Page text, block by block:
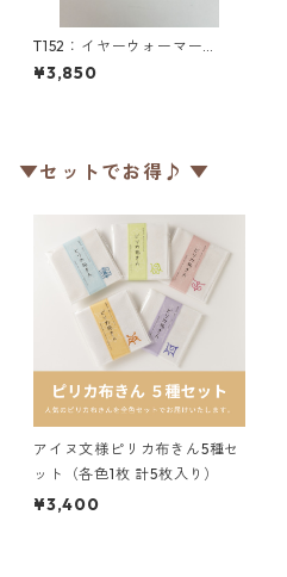
T152：イヤーウォーマー
（M）／津田命子デザインアイ
ヌ文様編み込みイヤーウォー
¥3,850
▼セットでお得♪ ▼
アイヌ文様ピリカ布きん5種セ
ット（各色1枚 計5枚入り）
¥3,400